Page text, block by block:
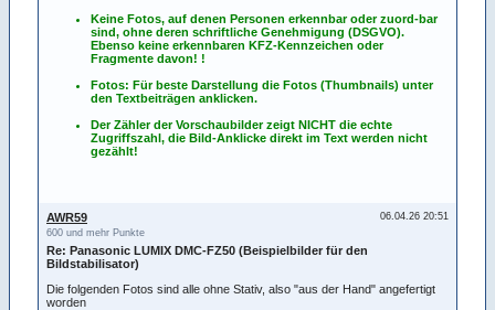
Keine Fotos, auf denen Personen erkennbar oder zuord-bar
sind, ohne deren schriftliche Genehmigung (DSGVO).
Ebenso keine erkennbaren KFZ-Kennzeichen oder
Fragmente davon! !
Fotos: Für beste Darstellung die Fotos (Thumbnails) unter
den Textbeiträgen anklicken.
Der Zähler der Vorschaubilder zeigt NICHT die echte
Zugriffszahl, die Bild-Anklicke direkt im Text werden nicht
gezählt!
06.04.26 20:51
AWR59
600 und mehr Punkte
Re: Panasonic LUMIX DMC-FZ50 (Beispielbilder für den
Bildstabilisator)
Die folgenden Fotos sind alle ohne Stativ, also "aus der Hand" angefertigt
worden